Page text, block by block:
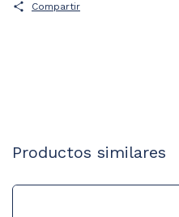
Compartir
Productos similares